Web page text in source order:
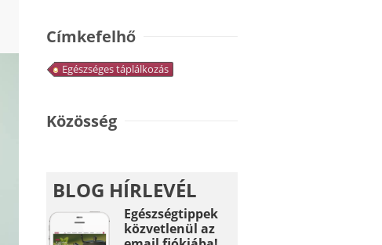
Címkefelhő
Egészséges táplálkozás
Közösség
BLOG HÍRLEVÉL
Egészségtippek
közvetlenül az